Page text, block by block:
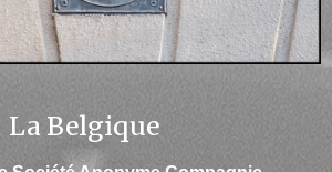
La Belgique